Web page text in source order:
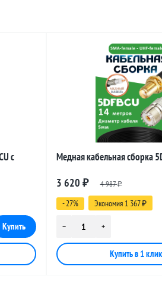
с
Медная кабельная сборка
метров
3 620 ₽ 4 987₽
- 27% Экономия 1 367 ₽